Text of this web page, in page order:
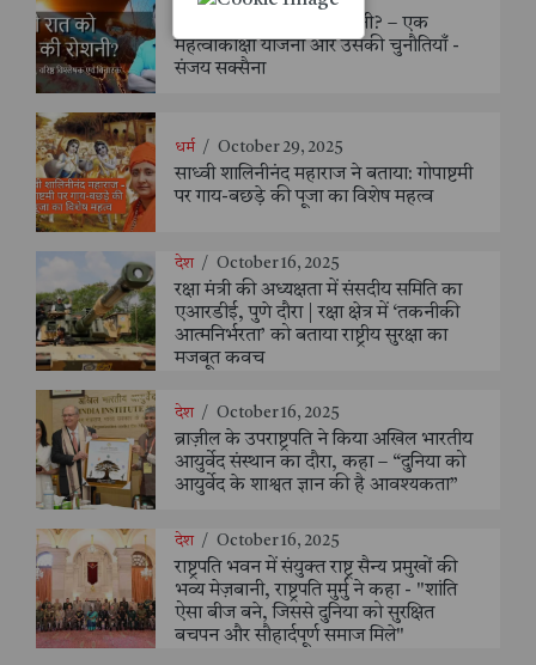
अँधेरी रात को सूरज की रोशनी? – एक
महत्वाकांक्षी योजना और उसकी चुनौतियाँ -
संजय सक्सैना
धर्म / October 29, 2025
साध्वी शालिनीनंद महाराज ने बताया: गोपाष्टमी
पर गाय-बछड़े की पूजा का विशेष महत्व
देश / October 16, 2025
रक्षा मंत्री की अध्यक्षता में संसदीय समिति का
एआरडीई, पुणे दौरा | रक्षा क्षेत्र में ‘तकनीकी
आत्मनिर्भरता’ को बताया राष्ट्रीय सुरक्षा का
मजबूत कवच
देश / October 16, 2025
ब्राज़ील के उपराष्ट्रपति ने किया अखिल भारतीय
आयुर्वेद संस्थान का दौरा, कहा – “दुनिया को
आयुर्वेद के शाश्वत ज्ञान की है आवश्यकता”
देश / October 16, 2025
राष्ट्रपति भवन में संयुक्त राष्ट्र सैन्य प्रमुखों की
भव्य मेज़बानी, राष्ट्रपति मुर्मु ने कहा - "शांति
ऐसा बीज बने, जिससे दुनिया को सुरक्षित
बचपन और सौहार्दपूर्ण समाज मिले"